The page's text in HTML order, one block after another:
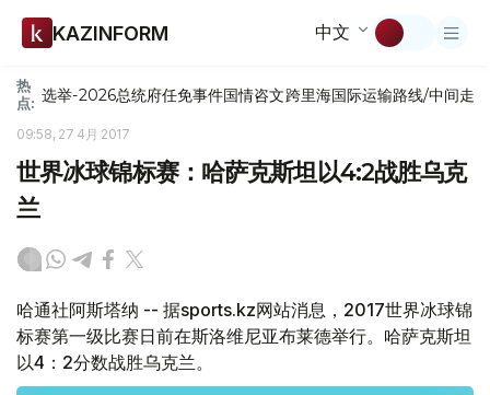
KAZINFORM 中文
热
点: 选举-2026总统府任免事件国情咨文跨里海国际运输路线/中间走廊
09:58, 27 4月 2017
世界冰球锦标赛：哈萨克斯坦以4:2战胜乌克
兰
哈通社阿斯塔纳 -- 据sports.kz网站消息，2017世界冰球锦
标赛第一级比赛日前在斯洛维尼亚布莱德举行。哈萨克斯坦
以4：2分数战胜乌克兰。